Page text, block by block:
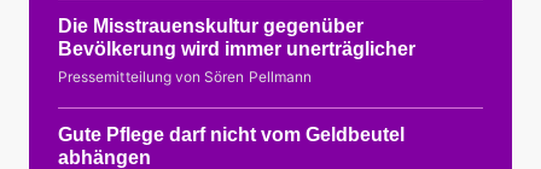
Die Misstrauenskultur gegenüber
Bevölkerung wird immer unerträglicher
Pressemitteilung von Sören Pellmann
Gute Pflege darf nicht vom Geldbeutel
abhängen